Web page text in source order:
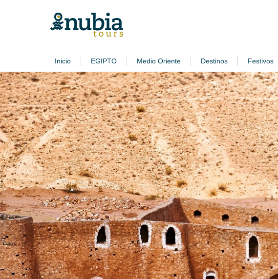
Inicio EGIPTO Medio Oriente Destinos Festivos